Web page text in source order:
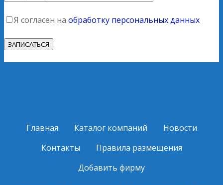
Я согласен на обработку персональных данных
Главная Каталог компаний
Новости
Контакты
Правила размещения
Добавить фирму